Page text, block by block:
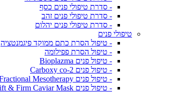
- סדרת טיפולי פנים כסף
- סדרת טיפולי פנים זהב
- סדרת טיפולי פנים יהלום
טיפולי פנים
- טיפול הסרת כתם ממוקד פיגמנטציה
- טיפול הסרת פפילומה
- טיפול פנים Bioplazma
- טיפול פנים Carboxy co-2
- טיפול פנים Fractional Mesotherapy
- טיפול פנים Lift & Firm Caviar Mask